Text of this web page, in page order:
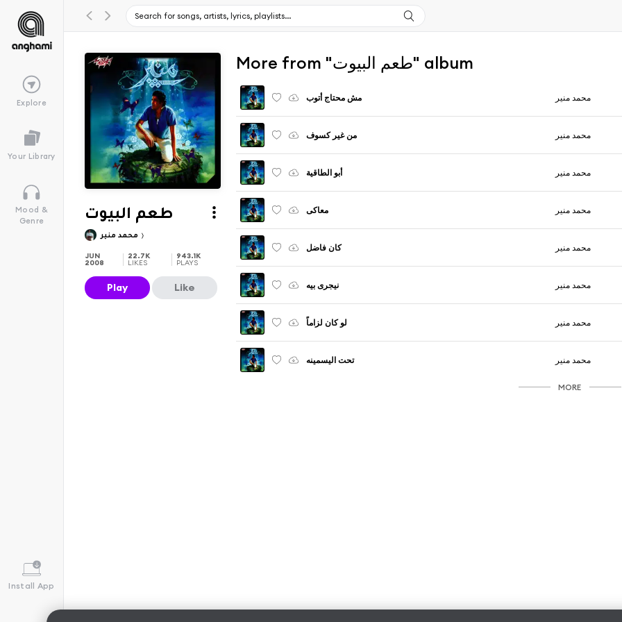
Explore
Your Library
Mood &
Genre
Install App
طعم البيوت
JUN
2008
22.7K
LIKES
943.1K
PLAYS
Play Like
More from "طعم البيوت" album
مش محتاج أتوب محمد منير
من غير كسوف محمد منير
أبو الطاقية محمد منير
معاكى محمد منير
كان فاضل محمد منير
نيجرى بيه محمد منير
لو كان لزاماً محمد منير
تحت اليسمينه محمد منير
MORE